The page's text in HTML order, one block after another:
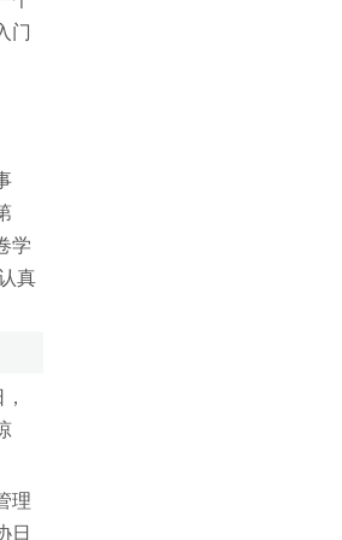
门
学
真
理
日